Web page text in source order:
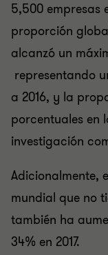
5,500 empresas
proporción
alcanzó un
representando
a 2016, y la
porcentuales en
investigación
Adicionalmente,
mundial que no
también ha
34% en 2017.